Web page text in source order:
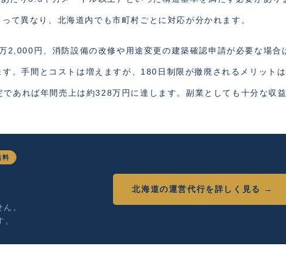
て異なり、北海道内でも市町村ごとに対応が分かれます。
2,000円、消防設備の改修や用途変更の建築確認申請が必要な場合
。手間とコストは増えますが、180日制限が撤廃されるメリットは
あれば年間売上は約328万円に達します。副業としても十分な収
料
。
北海道の運営代行を詳しく見る →